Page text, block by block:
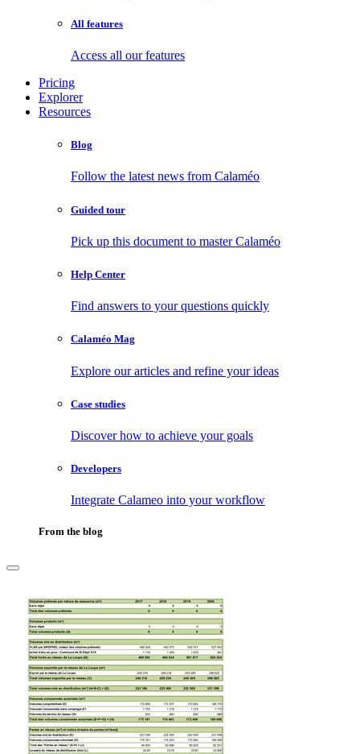
All features
Access all our features
Pricing
Explorer
Resources
Blog
Follow the latest news from Calaméo
Guided tour
Pick up this document to master Calaméo
Help Center
Find answers to your questions quickly
Calaméo Mag
Explore our articles and refine your ideas
Case studies
Discover how to achieve your goals
Developers
Integrate Calameo into your workflow
From the blog